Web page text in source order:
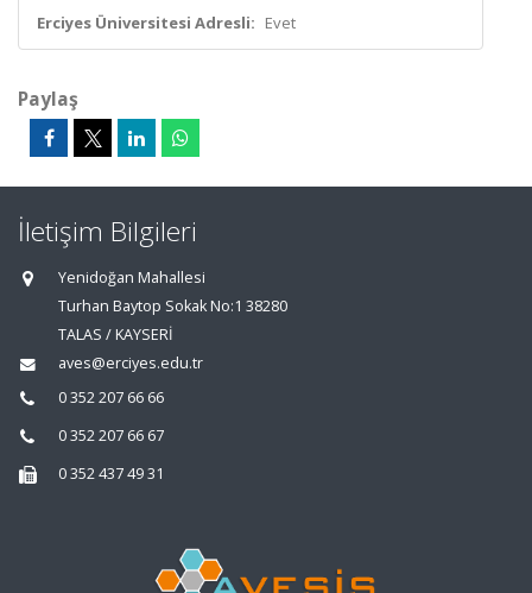
Erciyes Üniversitesi Adresli: Evet
Paylaş
İletişim Bilgileri
Yenidoğan Mahallesi
Turhan Baytop Sokak No:1 38280
TALAS / KAYSERİ
aves@erciyes.edu.tr
0 352 207 66 66
0 352 207 66 67
0 352 437 49 31